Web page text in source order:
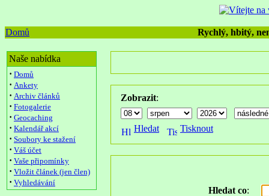
Domů Rychlý, hbitý,
Naše nabídka
· Domů
· Ankety
· Archiv článků
· Fotogalerie
· Geocaching
· Kalendář akcí
· Soubory ke stažení
· Váš účet
· Vaše připomínky
· Vložit článek (jen člen)
· Vyhledávání
Zobrazit:
Hledat Tisknout
Hledat co: